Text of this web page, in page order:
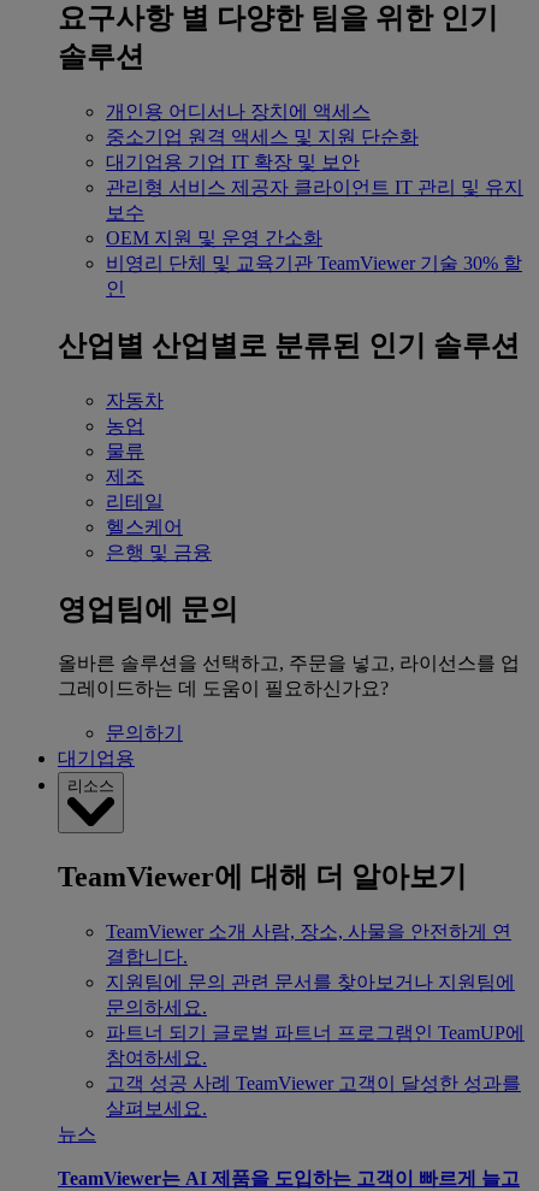
요구사항 별 다양한 팀을 위한 인기
솔루션
개인용 어디서나 장치에 액세스
중소기업 원격 액세스 및 지원 단순화
대기업용 기업 IT 확장 및 보안
관리형 서비스 제공자 클라이언트 IT 관리 및 유지
보수
OEM 지원 및 운영 간소화
비영리 단체 및 교육기관 TeamViewer 기술 30% 할
인
산업별 산업별로 분류된 인기 솔루션
자동차
농업
물류
제조
리테일
헬스케어
은행 및 금융
영업팀에 문의
올바른 솔루션을 선택하고, 주문을 넣고, 라이선스를 업
그레이드하는 데 도움이 필요하신가요?
문의하기
대기업용
리소스
TeamViewer에 대해 더 알아보기
TeamViewer 소개 사람, 장소, 사물을 안전하게 연
결합니다.
지원팀에 문의 관련 문서를 찾아보거나 지원팀에
문의하세요.
파트너 되기
글로벌 파트너 프로그램인 TeamUP에
참여하세요.
고객 성공 사례 TeamViewer 고객이 달성한 성과를
살펴보세요.
뉴스
TeamViewer는 AI 제품을 도입하는 고객이 빠르게 늘고